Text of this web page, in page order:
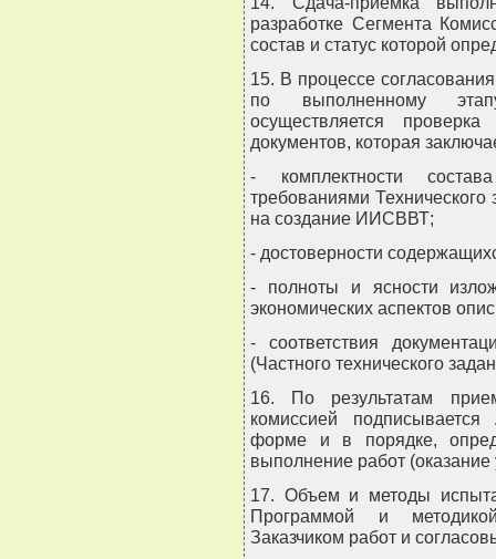
разработке Сегмента
состав и статус которой
15. В процессе
по выполненному
осуществляется
документов, которая
- комплектности
требованиями Технического
на создание ИИСВВТ;
- достоверности
- полноты и ясности
экономических аспектов
- соответствия
(Частного технического
16. По результатам
комиссией
форме и в порядке,
выполнение работ (оказание
17. Объем и методы
Программой и
Заказчиком работ и